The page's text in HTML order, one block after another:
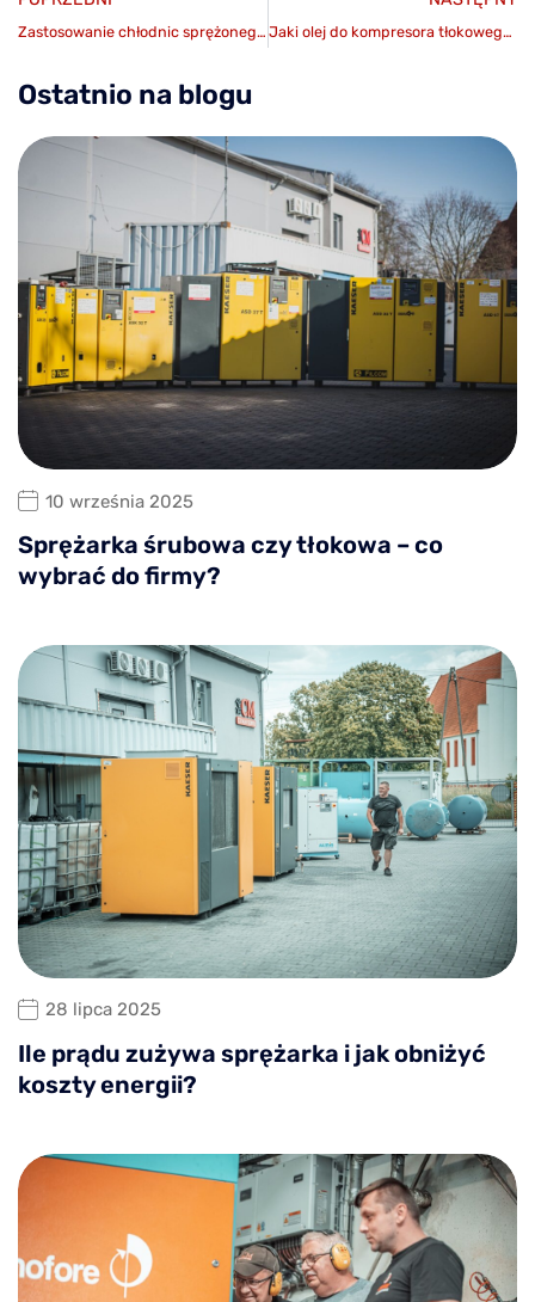
Zastosowanie chłodnic sprężonego powietrza Jaki olej do kompresora tłokowego wybrać?
Ostatnio na blogu
10 września 2025
Sprężarka śrubowa czy tłokowa – co
wybrać do firmy?
28 lipca 2025
Ile prądu zużywa sprężarka i jak obniżyć
koszty energii?